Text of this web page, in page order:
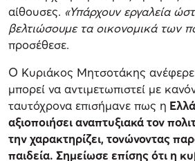
αίθουσες. «Υπάρχουν εργαλεία
βελτιώσουμε τα οικονομικά των
προσέθεσε.
Ο Κυριάκος Μητσοτάκης ανέφερε
μπορεί να αντιμετωπιστεί με
ταυτόχρονα επισήμανε πως η
αξιοποιήσει αναπτυξιακά τον
την χαρακτηρίζει, τονώνοντας
παιδεία. Σημείωσε επίσης ότι η